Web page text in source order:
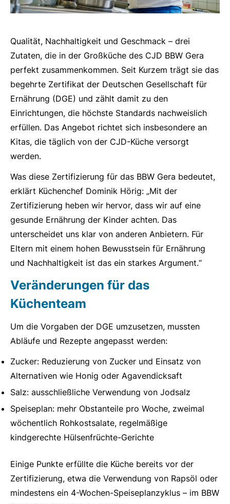
Qualität, Nachhaltigkeit und Geschmack – drei
Zutaten, die in der Großküche des CJD BBW Gera
perfekt zusammenkommen. Seit Kurzem trägt sie das
begehrte Zertifikat der Deutschen Gesellschaft für
Ernährung (DGE) und zählt damit zu den
Einrichtungen, die höchste Standards nachweislich
erfüllen. Das Angebot richtet sich insbesondere an
Kitas, die täglich von der CJD-Küche versorgt
werden.
Was diese Zertifizierung für das BBW Gera bedeutet,
erklärt Küchenchef Dominik Hörig: „Mit der
Zertifizierung heben wir hervor, dass wir auf eine
gesunde Ernährung der Kinder achten. Das
unterscheidet uns klar von anderen Anbietern. Für
Eltern mit einem hohen Bewusstsein für Ernährung
und Nachhaltigkeit ist das ein starkes Argument.“
Veränderungen für das
Küchenteam
Um die Vorgaben der DGE umzusetzen, mussten
Abläufe und Rezepte angepasst werden:
Zucker: Reduzierung von Zucker und Einsatz von
Alternativen wie Honig oder Agavendicksaft
Salz: ausschließliche Verwendung von Jodsalz
Speiseplan: mehr Obstanteile pro Woche, zweimal
wöchentlich Rohkostsalate, regelmäßige
kindgerechte Hülsenfrüchte-Gerichte
Einige Punkte erfüllte die Küche bereits vor der
Zertifizierung, etwa die Verwendung von Rapsöl oder
mindestens ein 4-Wochen-Speiseplanzyklus – im BBW